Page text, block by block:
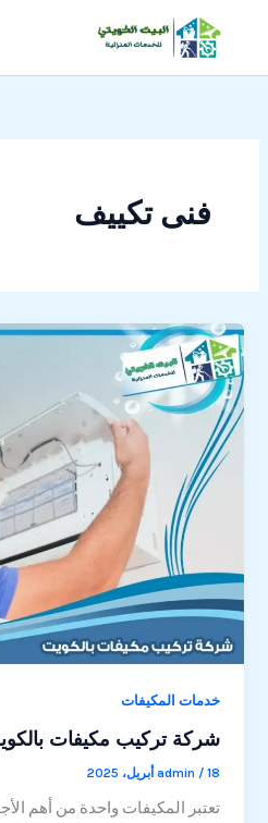
المحتوى
فنى تكييف
خدمات المكيفات
شركة تركيب مكيفات
admin / 18 أبريل، 2025
تعتبر المكيفات واحدة من أهم